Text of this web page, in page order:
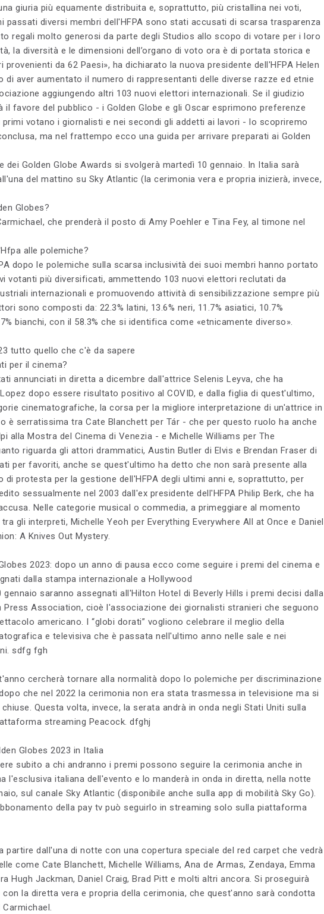
giuria più equamente distribuita e, soprattutto, più cristallina nei voti,
passati diversi membri dell'HFPA sono stati accusati di scarsa trasparenza
regali molto generosi da parte degli Studios allo scopo di votare per i loro
la diversità e le dimensioni dell’organo di voto ora è di portata storica e
da 62 Paesi», ha dichiarato la nuova presidente dell'HFPA Helen
di aver aumentato il numero di rappresentanti delle diverse razze ed etnie
aggiungendo altri 103 nuovi elettori internazionali. Se il giudizio
il favore del pubblico - i Golden Globe e gli Oscar esprimono preferenze
primi votano i giornalisti e nei secondi gli addetti ai lavori - lo scopriremo
ma nel frattempo ecco una guida per arrivare preparati ai Golden
dei Golden Globe Awards si svolgerà martedì 10 gennaio. In Italia sarà
del mattino su Sky Atlantic (la cerimonia vera e propria inizierà, invece,
Globes?
che prenderà il posto di Amy Poehler e Tina Fey, al timone nel
alle polemiche?
dopo le polemiche sulla scarsa inclusività dei suoi membri hanno portato
votanti più diversificati, ammettendo 103 nuovi elettori reclutati da
internazionali e promuovendo attività di sensibilizzazione sempre più
sono composti da: 22.3% latini, 13.6% neri, 11.7% asiatici, 10.7%
bianchi, con il 58.3% che si identifica come «etnicamente diverso».
tutto quello che c'è da sapere
per il cinema?
annunciati in diretta a dicembre dall'attrice Selenis Leyva, che ha
dopo essere risultato positivo al COVID, e dalla figlia di quest'ultimo,
cinematografiche, la corsa per la migliore interpretazione di un'attrice in
è serratissima tra Cate Blanchett per Tár - che per questo ruolo ha anche
alla Mostra del Cinema di Venezia - e Michelle Williams per The
riguarda gli attori drammatici, Austin Butler di Elvis e Brendan Fraser di
per favoriti, anche se quest'ultimo ha detto che non sarà presente alla
di protesta per la gestione dell'HFPA degli ultimi anni e, soprattutto, per
sessualmente nel 2003 dall'ex presidente dell'HFPA Philip Berk, che ha
Nelle categorie musical o commedia, a primeggiare al momento
gli interpreti, Michelle Yeoh per Everything Everywhere All at Once e Daniel
A Knives Out Mystery.
2023: dopo un anno di pausa ecco come seguire i premi del cinema e
dalla stampa internazionale a Hollywood
gennaio saranno assegnati all'Hilton Hotel di Beverly Hills i premi decisi dalla
Press Association, cioè l'associazione dei giornalisti stranieri che seguono
americano. I “globi dorati” vogliono celebrare il meglio della
e televisiva che è passata nell'ultimo anno nelle sale e nei
sdfg fgh
cercherà tornare alla normalità dopo lo polemiche per discriminazione
che nel 2022 la cerimonia non era stata trasmessa in televisione ma si
Questa volta, invece, la serata andrà in onda negli Stati Uniti sulla
streaming Peacock. dfghj
Globes 2023 in Italia
subito a chi andranno i premi possono seguire la cerimonia anche in
l'esclusiva italiana dell'evento e lo manderà in onda in diretta, nella notte
sul canale Sky Atlantic (disponibile anche sulla app di mobilità Sky Go).
della pay tv può seguirlo in streaming solo sulla piattaforma
partire dall'una di notte con una copertura speciale del red carpet che vedrà
come Cate Blanchett, Michelle Williams, Ana de Armas, Zendaya, Emma
Hugh Jackman, Daniel Craig, Brad Pitt e molti altri ancora. Si proseguirà
con la diretta vera e propria della cerimonia, che quest'anno sarà condotta